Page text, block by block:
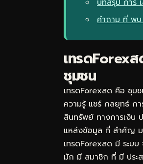
บทสรุป การ
คำถาม ที่ พ
เทรดForexส
ชุมชน
เทรดForexสด คือ ชุม
ความรู้ แชร์ กลยุทธ์ ก
สินทรัพย์ ทางการเงิน
แหล่งข้อมูล ที่ สำคัญ ม
เทรดForexสด มี ระบ
มัก มี สมาชิก ที่ มี ประ